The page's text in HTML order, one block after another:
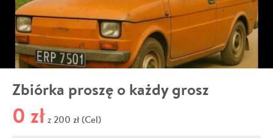
Zbiórka proszę o każdy grosz
0 zł z 200 zł (Cel)